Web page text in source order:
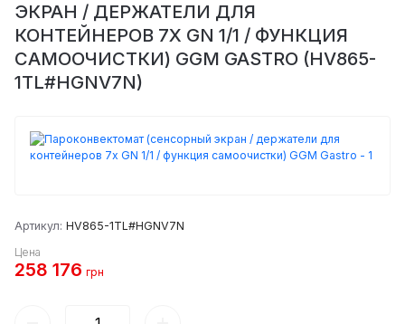
ЭКРАН / ДЕРЖАТЕЛИ ДЛЯ
КОНТЕЙНЕРОВ 7X GN 1/1 / ФУНКЦИЯ
САМООЧИСТКИ) GGM GASTRO (HV865-
1TL#HGNV7N)
Артикул: HV865-1TL#HGNV7N
Цена
258 176 грн